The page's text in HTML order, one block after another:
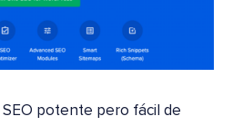
potente pero fácil de